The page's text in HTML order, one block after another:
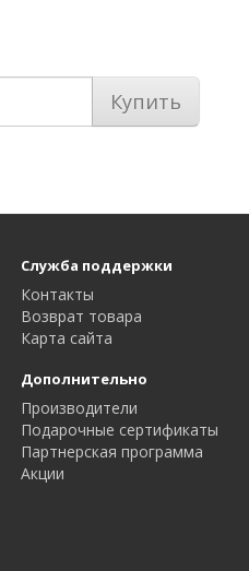
Купить
Служба поддержки
Контакты
Возврат товара
Карта сайта
Дополнительно
Производители
Подарочные сертификаты
Партнерская программа
Акции